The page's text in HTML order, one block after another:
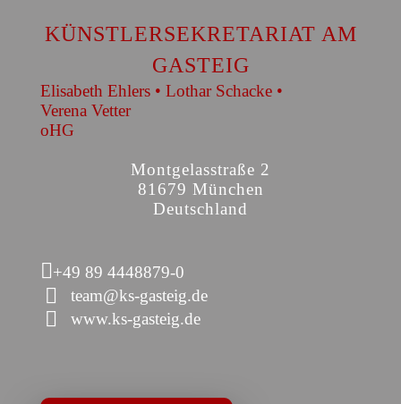
KÜNSTLERSEKRETARIAT AM
GASTEIG
Elisabeth Ehlers • Lothar Schacke •
Verena Vetter
oHG
Montgelasstraße 2
81679 München
Deutschland
+49 89 4448879-0
team@ks-gasteig.de
www.ks-gasteig.de